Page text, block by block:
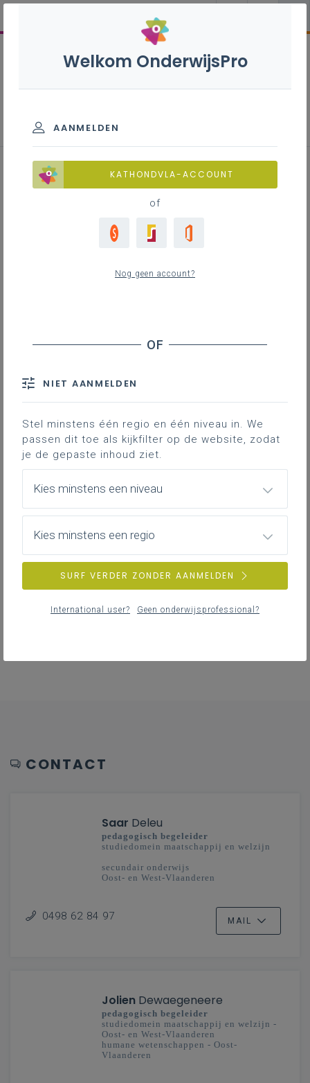
Raadpleeg via de leerplantool of download.
Inspirerend materiaal
Professionalisering
Overzicht van nascholingen, vormingen,
CONTACT
Saar Deleu
pedagogisch begeleider
studiedomein maatschappij en welzijn
secundair onderwijs
Oost- en West-Vlaanderen
0498 62 84 97 MAIL
Jolien Dewaegeneere
pedagogisch begeleider
studiedomein maatschappij en welzijn -
Oost- en West-Vlaanderen
humane wetenschappen - Oost-
Vlaanderen
Welkom OnderwijsPro
AANMELDEN
KATHONDVLA-ACCOUNT
of
Nog geen account?
NIET AANMELDEN
Stel minstens één regio en één niveau in. We
passen dit toe als kijkfilter op de website, zodat
je de gepaste inhoud ziet.
Kies minstens een niveau
Kies minstens een regio
SURF VERDER ZONDER AANMELDEN
International user? Geen onderwijsprofessional?